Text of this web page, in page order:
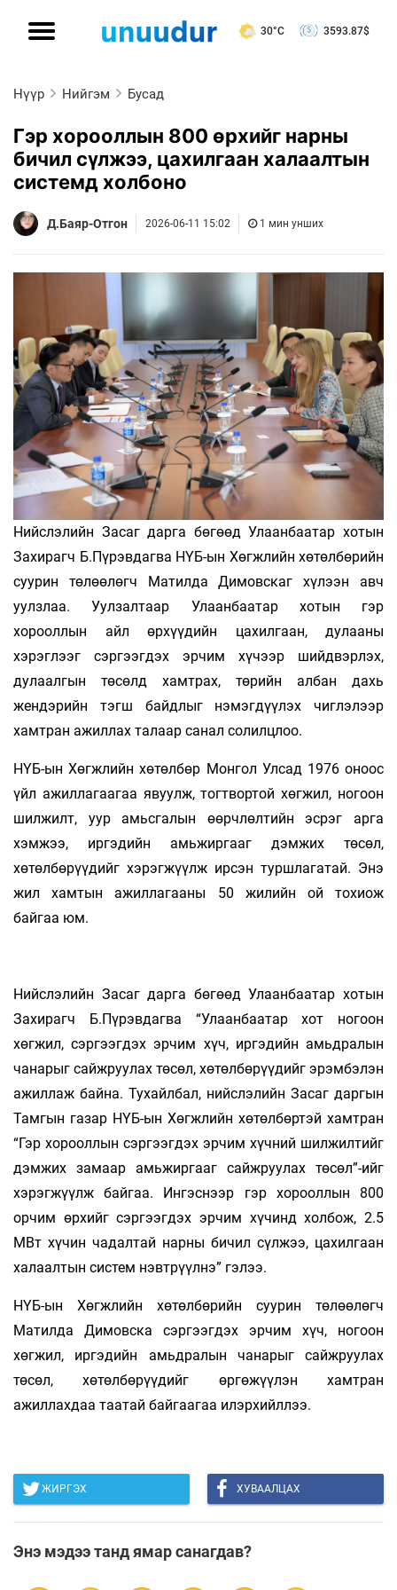
30°C 3593.87$
Нүүр Нийгэм Бусад
Гэр хорооллын 800 өрхийг нарны
бичил сүлжээ, цахилгаан халаалтын
системд холбоно
Д.Баяр-Отгон 2026-06-11 15:02 1 мин унших
Нийслэлийн Засаг дарга бөгөөд Улаанбаатар хотын
Захирагч Б.Пүрэвдагва НҮБ-ын Хөгжлийн хөтөлбөрийн
суурин төлөөлөгч Матилда Димовскаг хүлээн авч
уулзлаа. Уулзалтаар Улаанбаатар хотын гэр
хорооллын айл өрхүүдийн цахилгаан, дулааны
хэрэглээг сэргээгдэх эрчим хүчээр шийдвэрлэх,
дулаалгын төсөлд хамтрах, төрийн албан дахь
жендэрийн тэгш байдлыг нэмэгдүүлэх чиглэлээр
хамтран ажиллах талаар санал солилцлоо.
НҮБ-ын Хөгжлийн хөтөлбөр Монгол Улсад 1976 оноос
үйл ажиллагаагаа явуулж, тогтвортой хөгжил, ногоон
шилжилт, уур амьсгалын өөрчлөлтийн эсрэг арга
хэмжээ, иргэдийн амьжиргааг дэмжих төсөл,
хөтөлбөрүүдийг хэрэгжүүлж ирсэн туршлагатай. Энэ
жил хамтын ажиллагааны 50 жилийн ой тохиож
байгаа юм.
Нийслэлийн Засаг дарга бөгөөд Улаанбаатар хотын
Захирагч Б.Пүрэвдагва “Улаанбаатар хот ногоон
хөгжил, сэргээгдэх эрчим хүч, иргэдийн амьдралын
чанарыг сайжруулах төсөл, хөтөлбөрүүдийг эрэмбэлэн
ажиллаж байна. Тухайлбал, нийслэлийн Засаг даргын
Тамгын газар НҮБ-ын Хөгжлийн хөтөлбөртэй хамтран
“Гэр хорооллын сэргээгдэх эрчим хүчний шилжилтийг
дэмжих замаар амьжиргааг сайжруулах төсөл”-ийг
хэрэгжүүлж байгаа. Ингэснээр гэр хорооллын 800
орчим өрхийг сэргээгдэх эрчим хүчинд холбож, 2.5
МВт хүчин чадалтай нарны бичил сүлжээ, цахилгаан
халаалтын систем нэвтрүүлнэ” гэлээ.
НҮБ-ын Хөгжлийн хөтөлбөрийн суурин төлөөлөгч
Матилда Димовска сэргээгдэх эрчим хүч, ногоон
хөгжил, иргэдийн амьдралын чанарыг сайжруулах
төсөл, хөтөлбөрүүдийг өргөжүүлэн хамтран
ажиллахдаа таатай байгаагаа илэрхийллээ.
ЖИРГЭХ ХУВААЛЦАХ
Энэ мэдээ танд ямар санагдав?